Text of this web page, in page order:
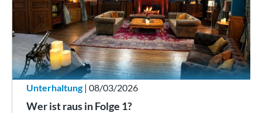
Unterhaltung| 08/03/2026
Wer ist raus in Folge 1?